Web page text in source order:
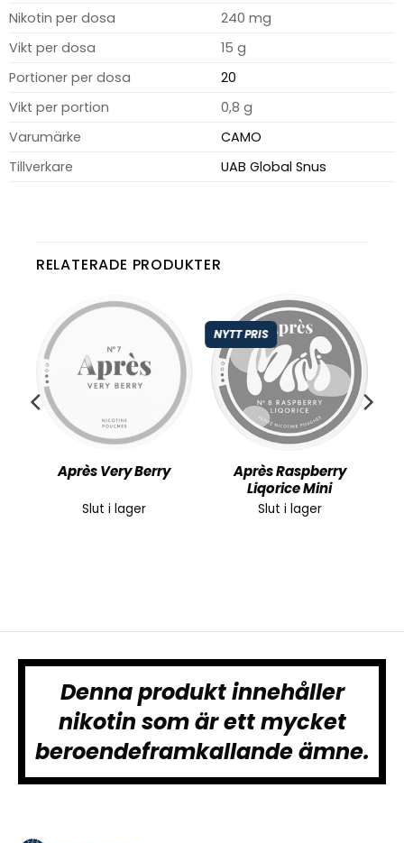
Nikotin per dosa
240 mg
Vikt per dosa
15 g
Portioner per dosa
20
Vikt per portion
0,8 g
Varumärke
CAMO
Tillverkare
UAB Global Snus
RELATERADE PRODUKTER
Après Very Berry
Slut i lager
NYTT PRIS
Après Raspberry
Liqorice Mini
Slut i lager
Denna produkt innehåller
nikotin som är ett mycket
beroendeframkallande ämne.